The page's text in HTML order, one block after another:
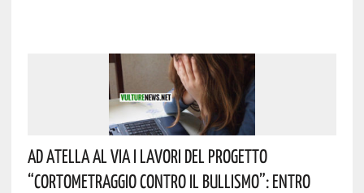
Ad Atella Al Via I Lavori Del Progetto
“Cortometraggio Contro Il Bullismo”: Entro